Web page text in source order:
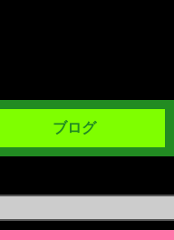
ブログ